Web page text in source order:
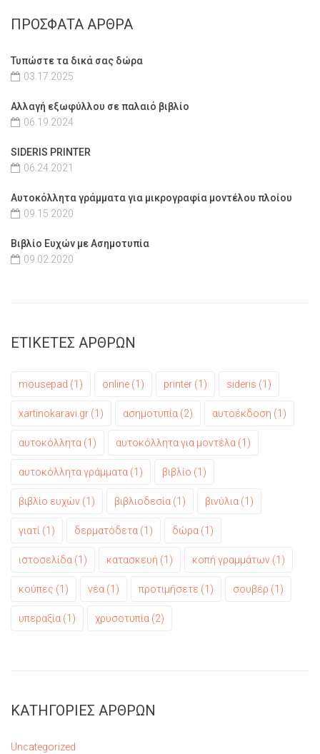
ΠΡΟΣΦΑΤΑ ΑΡΘΡΑ
Τυπώστε τα δικά σας δώρα
03.17.2025
Αλλαγή εξωφύλλου σε παλαιό βιβλίο
06.19.2024
SIDERIS PRINTER
06.24.2021
Αυτοκόλλητα γράμματα για μικρογραφία μοντέλου πλοίου
09.15.2020
Βιβλίο Ευχών με Ασημοτυπία
09.02.2020
ΕΤΙΚΕΤΕΣ ΑΡΘΡΩΝ
mousepad (1) online (1) printer (1) sideris (1)
xartinokaravi.gr (1) ασημοτυπία (2) αυτοέκδοση (1)
αυτοκόλλητα (1) αυτοκόλλητα για μοντέλα (1)
αυτοκόλλητα γράμματα (1) βιβλίο (1)
βιβλίο ευχών (1) βιβλιοδεσία (1) βινύλια (1)
γιατί (1) δερματόδετα (1) δώρα (1)
ιστοσελίδα (1) κατασκευή (1) κοπή γραμμάτων (1)
κούπες (1) νέα (1) προτιμήσετε (1) σουβέρ (1)
υπεραξία (1) χρυσοτυπία (2)
ΚΑΤΗΓΟΡΙΕΣ ΑΡΘΡΩΝ
Uncategorized